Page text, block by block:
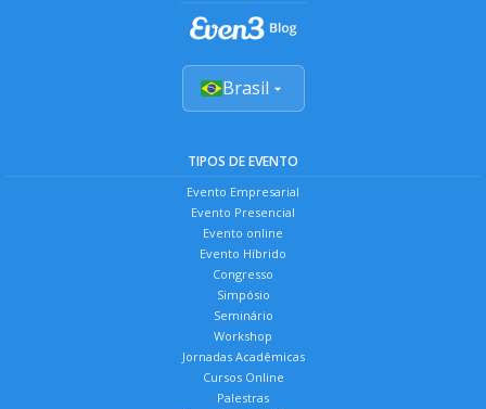
Brasil
TIPOS DE EVENTO
Evento Empresarial
Evento Presencial
Evento online
Evento Híbrido
Congresso
Simpósio
Seminário
Workshop
Jornadas Acadêmicas
Cursos Online
Palestras